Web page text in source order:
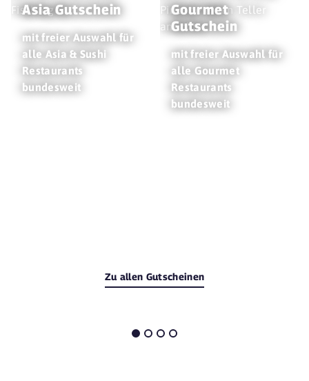
Asia Gutschein
mit freier Auswahl für
alle Asia & Sushi
Restaurants
bundesweit
Gourmet
Gutschein
mit freier Auswahl für
alle Gourmet
Restaurants
bundesweit
Zu allen Gutscheinen